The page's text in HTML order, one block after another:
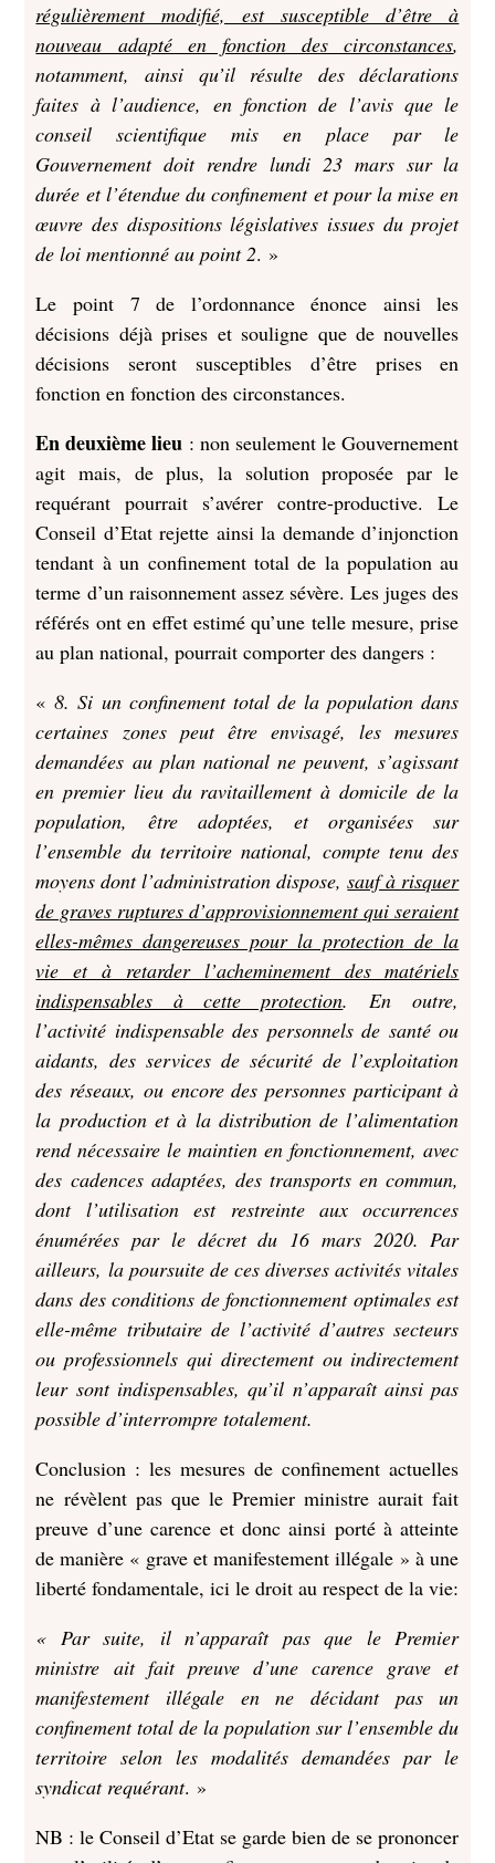
régulièrement modifié, est susceptible d’être à
nouveau adapté en fonction des circonstances,
notamment, ainsi qu’il résulte des déclarations
faites à l’audience, en fonction de l’avis que le
conseil scientifique mis en place par le
Gouvernement doit rendre lundi 23 mars sur la
durée et l’étendue du confinement et pour la mise en
œuvre des dispositions législatives issues du projet
de loi mentionné au point 2. »
Le point 7 de l’ordonnance énonce ainsi les
décisions déjà prises et souligne que de nouvelles
décisions seront susceptibles d’être prises en
fonction en fonction des circonstances.
En deuxième lieu : non seulement le Gouvernement
agit mais, de plus, la solution proposée par le
requérant pourrait s’avérer contre-productive. Le
Conseil d’Etat rejette ainsi la demande d’injonction
tendant à un confinement total de la population au
terme d’un raisonnement assez sévère. Les juges des
référés ont en effet estimé qu’une telle mesure, prise
au plan national, pourrait comporter des dangers :
«8.Si un confinement total de la population dans
certaines zones peut être envisagé, les mesures
demandées au plan national ne peuvent, s’agissant
en premier lieu du ravitaillement à domicile de la
population, être adoptées, et organisées sur
l’ensemble du territoire national, compte tenu des
moyens dont l’administration dispose,sauf à risquer
de graves ruptures d’approvisionnement qui seraient
elles-mêmes dangereuses pour la protection de la
vie et à retarder l’acheminement des matériels
indispensables à cette protection. En outre,
l’activité indispensable des personnels de santé ou
aidants, des services de sécurité de l’exploitation
des réseaux, ou encore des personnes participant à
la production et à la distribution de l’alimentation
rend nécessaire le maintien en fonctionnement, avec
des cadences adaptées, des transports en commun,
dont l’utilisation est restreinte aux occurrences
énumérées par le décret du 16 mars 2020. Par
ailleurs, la poursuite de ces diverses activités vitales
dans des conditions de fonctionnement optimales est
elle-même tributaire de l’activité d’autres secteurs
ou professionnels qui directement ou indirectement
leur sont indispensables, qu’il n’apparaît ainsi pas
possible d’interrompre totalement.
Conclusion : les mesures de confinement actuelles
ne révèlent pas que le Premier ministre aurait fait
preuve d’une carence et donc ainsi porté à atteinte
de manière « grave et manifestement illégale » à une
liberté fondamentale, ici le droit au respect de la vie:
« Par suite, il n’apparaît pas que le Premier
ministre ait fait preuve d’une carence grave et
manifestement illégale en ne décidant pas un
confinement total de la population sur l’ensemble du
territoire selon les modalités demandées par le
syndicat requérant. »
NB : le Conseil d’Etat se garde bien de se prononcer